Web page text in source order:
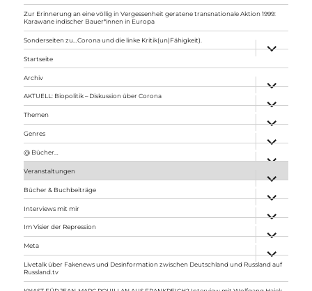
Zur Erinnerung an eine völlig in Vergessenheit geratene transnationale Aktion 1999:
Karawane indischer Bauer*innen in Europa
Sonderseiten zu…Corona und die linke Kritik(un)Fähigkeit).
anzeigen
Startseite
Archiv
anzeigen
AKTUELL: Biopolitik – Diskussion über Corona
anzeigen
Themen
anzeigen
Genres
anzeigen
@ Bücher…
Veranstaltungen
anzeigen
Bücher & Buchbeiträge
anzeigen
Interviews mit mir
anzeigen
Im Visier der Repression
anzeigen
Meta
anzeigen
Livetalk über Fakenews und Desinformation zwischen Deutschland und Russland auf
Russland.tv